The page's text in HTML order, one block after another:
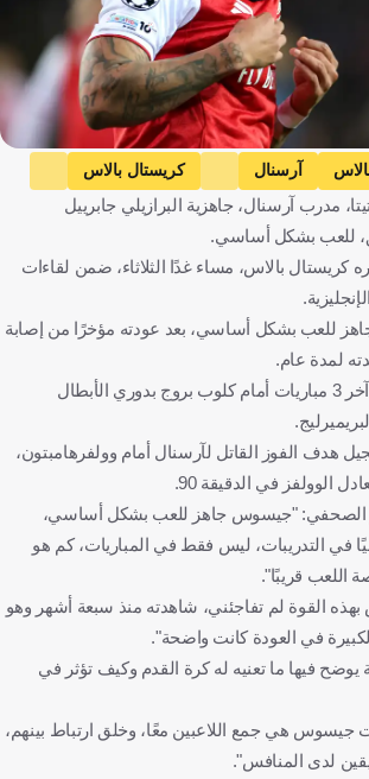
آرسنال
كريستال بالاس
ميكيل آرتيتا جابرييل جيسوس
إنجلترا
كرة قدم
مدرب آرسنال، جاهزية البرازيلي جابرييل
للعب بشكل أساسي.
كريستال بالاس، مساء غدًا الثلاثاء، ضمن لقاءات
للعب بشكل أساسي، بعد عودته مؤخرًا من إصابة
لمدة عام.
وشارك أرتيتا كبديل في آخر 3 مباريات أمام كلوب بروج بدوري الأبطال
الفوز القاتل لآرسنال أمام وولفرهامبتون،
الوولفز في الدقيقة 90.
الصحفي: "جيسوس جاهز للعب بشكل أساسي،
في التدريبات، ليس فقط في المباريات، كم هو
قريبًا".
القوة لم تفاجئني، شاهدته منذ سبعة أشهر وهو
في العودة كانت واضحة".
يوضح فيها ما تعنيه له كرة القدم وكيف تؤثر في
جيسوس هي جمع اللاعبين معًا، وخلق ارتباط بينهم،
لدى المنافس".